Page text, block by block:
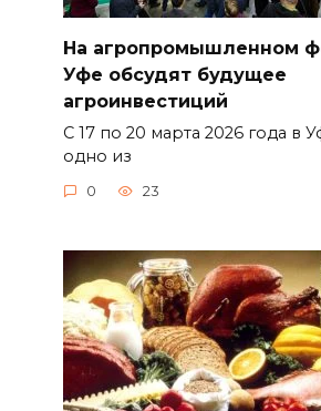
На агропромышленном
Уфе обсудят будущее
агроинвестиций
С 17 по 20 марта 2026 года в
одно из
0 23